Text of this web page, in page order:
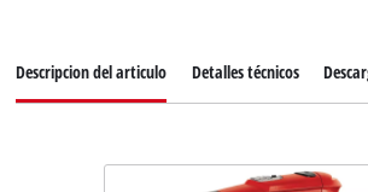
Descripcion del articulo Detalles técnicos